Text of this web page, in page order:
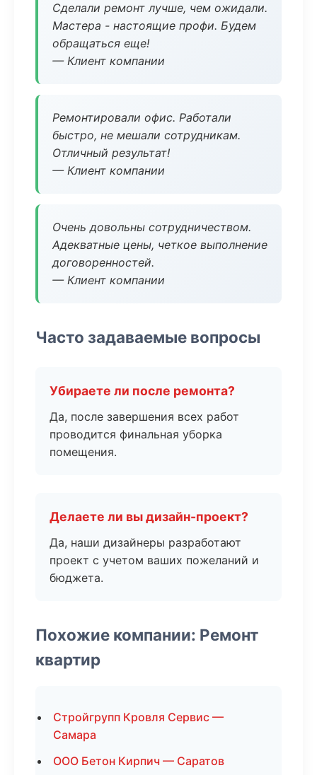
Сделали ремонт лучше, чем ожидали.
Мастера - настоящие профи. Будем
обращаться еще!
— Клиент компании
Ремонтировали офис. Работали
быстро, не мешали сотрудникам.
Отличный результат!
— Клиент компании
Очень довольны сотрудничеством.
Адекватные цены, четкое выполнение
договоренностей.
— Клиент компании
Часто задаваемые вопросы
Убираете ли после ремонта?
Да, после завершения всех работ
проводится финальная уборка
помещения.
Делаете ли вы дизайн-проект?
Да, наши дизайнеры разработают
проект с учетом ваших пожеланий и
бюджета.
Похожие компании: Ремонт
квартир
Стройгрупп Кровля Сервис —
Самара
ООО Бетон Кирпич — Саратов